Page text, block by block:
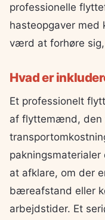
professionelle
hasteopgaver med
værd at forhøre
Hvad er
Et professionelt
af flyttemænd, den
at afklare, om der
bæreafstand eller
arbejdstider. Et